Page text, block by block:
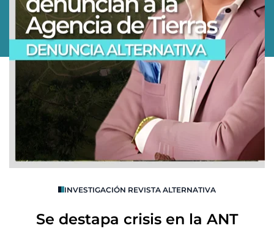
INVESTIGACIÓN REVISTA ALTERNATIVA
Se destapa crisis en la ANT